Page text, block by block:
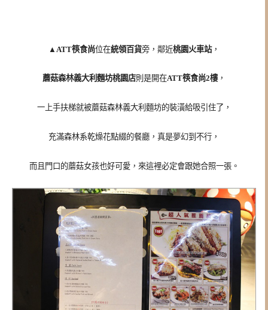
▲ ATT筷食尚位在統領百貨旁，鄰近桃園火車站，
蘑菇森林義大利麵坊桃園店則是開在ATT筷食尚2樓，
一上手扶梯就被蘑菇森林義大利麵坊的裝潢給吸引住了，
充滿森林系乾燥花點綴的餐廳，真是夢幻到不行，
而且門口的蘑菇女孩也好可愛，來這裡必定會跟她合照一張。